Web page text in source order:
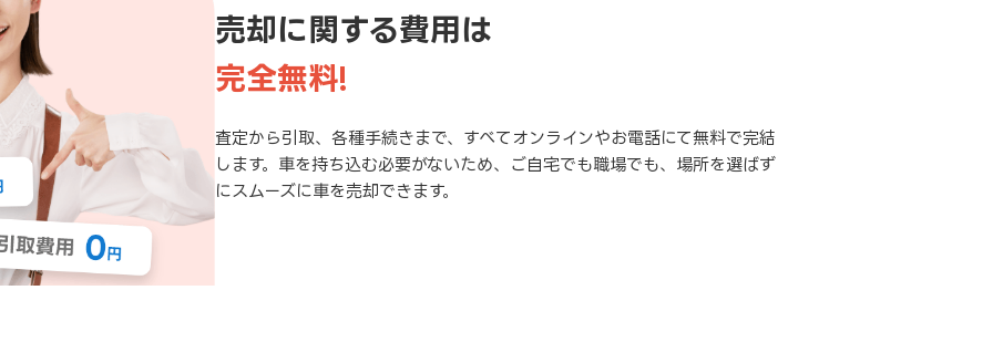
売却に関する費用は
完全無料!
査定から引取、各種手続きまで、すべてオンラインやお電話にて無料で完結
します。車を持ち込む必要がないため、ご自宅でも職場でも、場所を選ばず
にスムーズに車を売却できます。